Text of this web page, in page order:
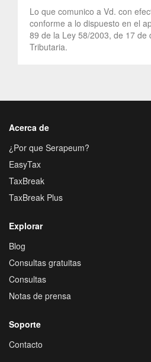
Lo que comunico a Vd. con
conforme a lo dispuesto en el
89 de la Ley 58/2003, de 17 de
Tributaria.
Acerca de
¿Por que Serapeum?
EasyTax
TaxBreak
TaxBreak Plus
Explorar
Blog
Consultas gratuitas
Consultas
Notas de prensa
Soporte
Contacto